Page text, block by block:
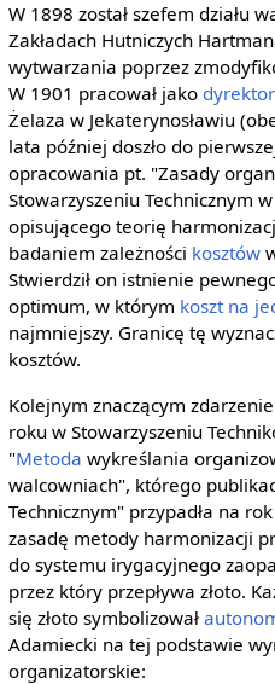
W 1898 został szefem działu
Zakładach Hutniczych
wytwarzania poprzez
W 1901 pracował jako dyrektor
Żelaza w Jekaterynosławiu
lata później doszło do
opracowania pt. "Zasady
Stowarzyszeniu Technicznym
opisującego teorię
badaniem zależności kosztów
Stwierdził on istnienie
optimum, w którym koszt na
najmniejszy. Granicę tę
kosztów.
Kolejnym znaczącym
roku w Stowarzyszeniu
"Metoda wykreślania
walcowniach", którego
Technicznym" przypadła na
zasadę metody harmonizacji
do systemu irygacyjnego
przez który przepływa złoto.
się złoto symbolizował
Adamiecki na tej podstawie
organizatorskie: